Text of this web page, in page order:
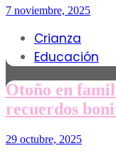
7 noviembre, 2025
Crianza
Educación
Otoño en
recuerdos
29 octubre, 2025